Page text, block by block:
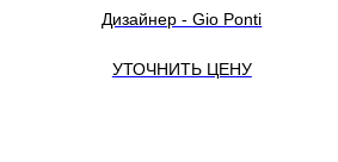
Дизайнер - Gio Ponti
УТОЧНИТЬ ЦЕНУ